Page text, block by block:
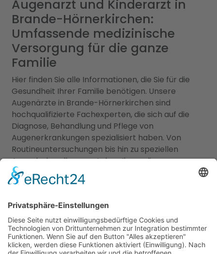
Augenarzt und Kinderarzt in
Brande-Hörnerkirchen:
Umfassende medizinische
Versorgung für die ganze
Familie
Hier finden Sie alle Informationen, die Sie für die
Gesundheit Ihrer Familie benötigen. Unsere
Augenärzte in Brande-Hörnerkirchen sind
hochqualifizierte Fachexperten, die sich auf die
Diagnose, Behandlung und Pflege von
Augenerkrankungen spezialisiert haben. Von
Routineuntersuchungen bis hin zu speziellen
Augenbehandlungen stehen Ihnen diese
Fachärzte mit ihrem Fachwissen und modernen
medizinischen Geräten zur Verfügung. Zusätzlich
Brande-Hörnerkirchen, die sich liebevoll um das
Wohlergehen Ihrer Kinder kümmern. Diese
Fachärzte bieten umfassende
Vorsorgeuntersuchungen, Impfungen und